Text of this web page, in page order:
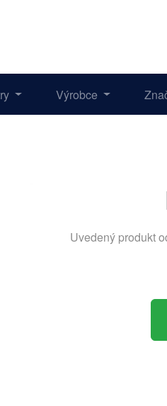
Výrobce
Uvedený produkt